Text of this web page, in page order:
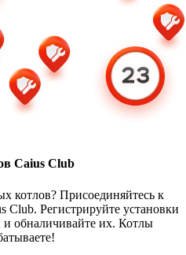
Caius Club
котлов? Присоединяйтесь к
Регистрируйте установки
и обналичивайте их. Котлы